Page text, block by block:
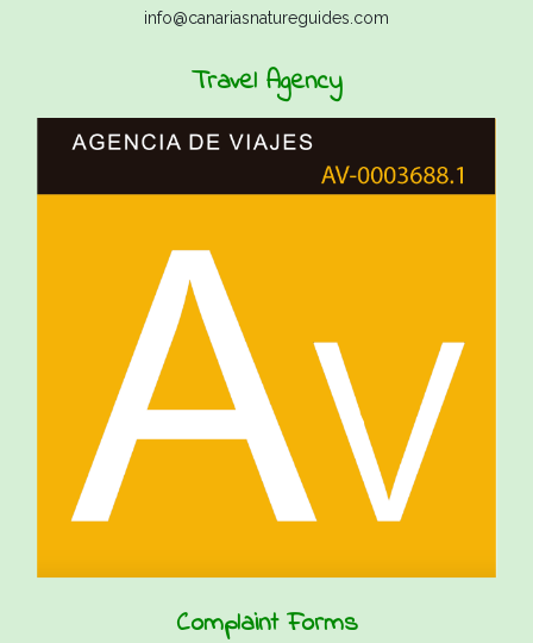
info@canariasnatureguides.com
Travel Agency
Complaint Forms